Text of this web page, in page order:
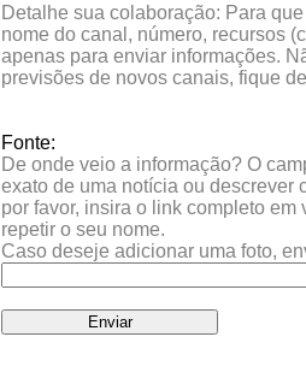
Detalhe sua colaboração: Para
nome do canal, número, recursos
apenas para enviar informações.
previsões de novos canais, fique
Fonte:
De onde veio a informação? O
exato de uma notícia ou descrever
por favor, insira o link completo
repetir o seu nome.
Caso deseje adicionar uma foto,